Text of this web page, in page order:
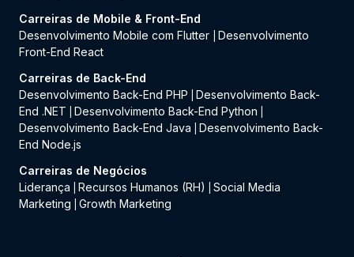
Carreiras de Mobile & Front-End
Desenvolvimento Mobile com Flutter
Desenvolvimento
Front-End React
Carreiras de Back-End
Desenvolvimento Back-End PHP
Desenvolvimento Back-
End .NET
Desenvolvimento Back-End Python
Desenvolvimento Back-End Java
Desenvolvimento Back-
End Node.js
Carreiras de Negócios
Liderança
Recursos Humanos (RH)
Social Media
Marketing
Growth Marketing